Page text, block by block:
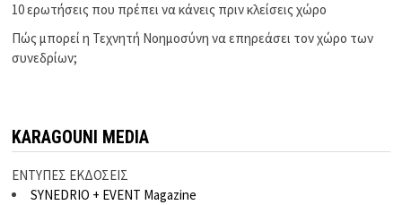
10 ερωτήσεις που πρέπει να κάνεις πριν κλείσεις χώρο
Πώς μπορεί η Τεχνητή Νοημοσύνη να επηρεάσει τον χώρο των
συνεδρίων;
KARAGOUNI MEDIA
ΕΝΤΥΠΕΣ ΕΚΔΟΣΕΙΣ
SYNEDRIO + EVENT Magazine